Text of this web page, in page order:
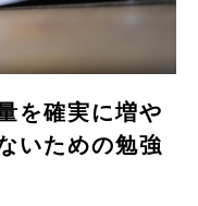
を確実に増や
いための勉強